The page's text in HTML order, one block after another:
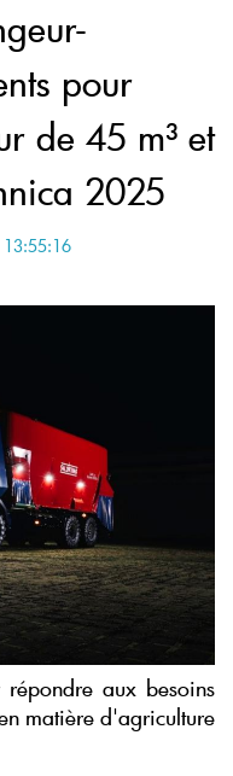
pour
de 45 m³ et
2025
aux besoins
matière d'agriculture